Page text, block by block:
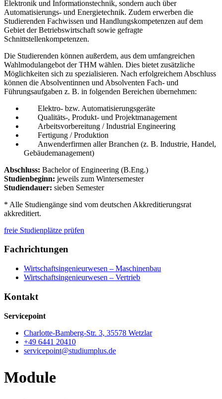
Elektronik und Informationstechnik, sondern auch über
Automatisierungs- und Energietechnik. Zudem erwerben die
Studierenden Fachwissen und Handlungskompetenzen auf dem
Gebiet der Betriebswirtschaft sowie gefragte
Schnittstellenkompetenzen.
Die Studierenden können außerdem, aus dem umfangreichen
Wahlmodulangebot der THM wählen. Dies bietet zusätzliche
Möglichkeiten sich zu spezialisieren. Nach erfolgreichem Abschluss
können die Absolventinnen und Absolventen Fach- und
Führungsaufgaben z. B. in folgenden Bereichen übernehmen:
Elektro- bzw. Automatisierungsgeräte
Qualitäts-, Produkt- und Projektmanagement
Arbeitsvorbereitung / Industrial Engineering
Fertigung / Produktion
Anwenderfirmen aller Branchen (z. B. Industrie, Handel,
Gebäudemanagement)
Abschluss: Bachelor of Engineering (B.Eng.)
Studienbeginn: jeweils zum Wintersemester
Studiendauer: sieben Semester
* Alle Studiengänge sind vom deutschen Akkreditierungsrat
akkreditiert.
freie Studienplätze prüfen
Fachrichtungen
Wirtschaftsingenieurwesen – Maschinenbau
Wirtschaftsingenieurwesen – Vertrieb
Kontakt
Servicepoint
Charlotte-Bamberg-Str. 3, 35578 Wetzlar
+49 6441 20410
servicepoint@studiumplus.de
Module